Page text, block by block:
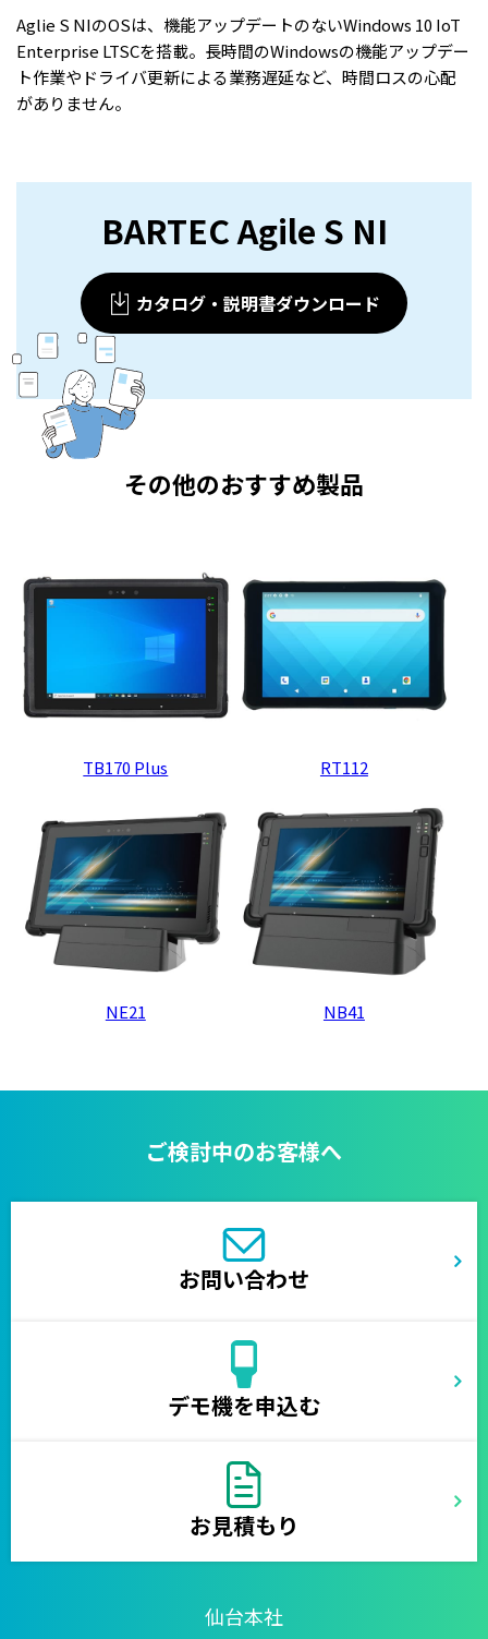
Aglie S NIのOSは、機能アップデートのないWindows 10 IoT
Enterprise LTSCを搭載。長時間のWindowsの機能アップデー
ト作業やドライバ更新による業務遅延など、時間ロスの心配
がありません。
BARTEC Agile S NI
カタログ・説明書ダウンロード
その他のおすすめ製品
TB170 Plus RT112
NE21 NB41
ご検討中のお客様へ
お問い合わせ
デモ機を申込む
お見積もり
仙台本社